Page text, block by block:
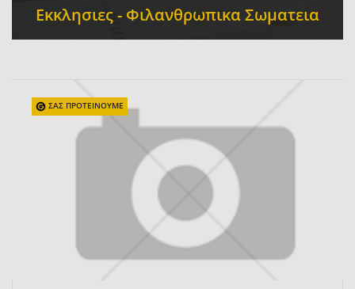
Εκκλησιες - Φιλανθρωπικα Σωματεια
ΣΑΣ ΠΡΟΤΕΙΝΟΥΜΕ